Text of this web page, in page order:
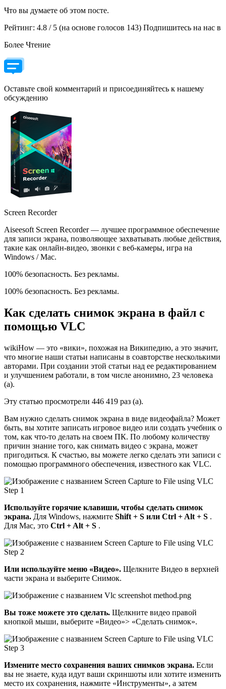
Что вы думаете об этом посте.
Рейтинг: 4.8 / 5 (на основе голосов 143) Подпишитесь на нас в
Более Чтение
Оставьте свой комментарий и присоединяйтесь к нашему
обсуждению
Screen Recorder
Aiseesoft Screen Recorder — лучшее программное обеспечение
для записи экрана, позволяющее захватывать любые действия,
такие как онлайн-видео, звонки с веб-камеры, игра на
Windows / Mac.
100% безопасность. Без рекламы.
100% безопасность. Без рекламы.
Как сделать снимок экрана в файл с
помощью VLC
wikiHow — это «вики», похожая на Википедию, а это значит,
что многие наши статьи написаны в соавторстве несколькими
авторами. При создании этой статьи над ее редактированием
и улучшением работали, в том числе анонимно, 23 человека
(а).
Эту статью просмотрели 446 419 раз (а).
Вам нужно сделать снимок экрана в виде видеофайла? Может
быть, вы хотите записать игровое видео или создать учебник о
том, как что-то делать на своем ПК. По любому количеству
причин знание того, как снимать видео с экрана, может
пригодиться. К счастью, вы можете легко сделать эти записи с
помощью программного обеспечения, известного как VLC.
Используйте горячие клавиши, чтобы сделать снимок
экрана. Для Windows, нажмите Shift + S или Ctrl + Alt + S .
Для Mac, это Ctrl + Alt + S .
Или используйте меню «Видео». Щелкните Видео в верхней
части экрана и выберите Снимок.
Вы тоже можете это сделать. Щелкните видео правой
кнопкой мыши, выберите «Видео»> «Сделать снимок».
Измените место сохранения ваших снимков экрана. Если
вы не знаете, куда идут ваши скриншоты или хотите изменить
место их сохранения, нажмите «Инструменты», а затем